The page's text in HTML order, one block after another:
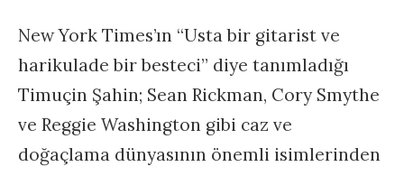
New York Times’ın “Usta bir gitarist ve
harikulade bir besteci” diye tanımladığı
Timuçin Şahin; Sean Rickman, Cory Smythe
ve Reggie Washington gibi caz ve
doğaçlama dünyasının önemli isimlerinden